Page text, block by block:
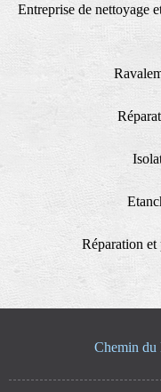
Entreprise de nettoyage
Réparation
Chemin du